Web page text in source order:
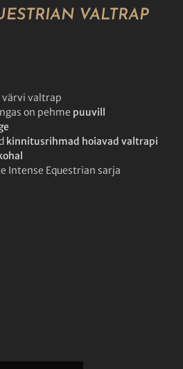
VALTRAP
värvi valtrap
on pehme puuvill
kinnitusrihmad hoiavad valtrapi
Intense Equestrian sarja